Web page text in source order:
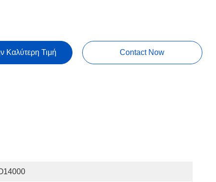
Καλύτερη Τιμή Contact Now